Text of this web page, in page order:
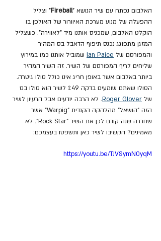
האלבום נפתח עם שיר הנושא "Fireball" וצליל
ההפעלה של מנוע מערכת האיוורור של האולפן בו
הוקלט האלבום, שמכניס אותנו מיד "לאווירה". כשצליל
המזגן מתפוגג נכנס תיפוף הדאבל בס המהיר
והמפורסם של Ian Paice שמוביל אותנו כמו במירוץ
שליחים לריף המפורסם של השיר. זה השיר המהיר
ביותר באלבום אשר באופן חריג אינו כולל סולו גיטרה.
הסולו שאתם שומעים בדקה 1:49 לשיר הוא סולו בס
של Roger Glover. לא הרבה יודעים אבל הרעיון לשיר
הזה "הושאל" מהלהקה הקנדית "Warpig" אשר
שחררה שנה קודם לכן את השיר "Rock Star". לא
מאמינים? הקשיבו לשיר כאן ותשפטו בעצמכם:
https://youtu.be/TJVSymN0yqM